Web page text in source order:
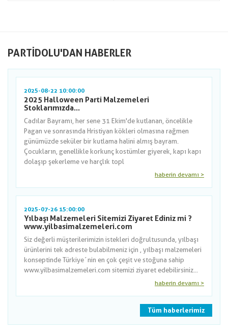
PARTIDOLU'DAN HABERLER
2025-08-22 10:00:00
2025 Halloween Parti Malzemeleri
Stoklarımızda...
Cadılar Bayramı, her sene 31 Ekim'de kutlanan, öncelikle
Pagan ve sonrasında Hristiyan kökleri olmasına rağmen
günümüzde seküler bir kutlama halini almış bayram.
Çocukların, genellikle korkunç kostümler giyerek, kapı kapı
dolaşıp şekerleme ve harçlık topl
haberin devamı >
2025-07-26 15:00:00
Yılbaşı Malzemeleri Sitemizi Ziyaret Ediniz mi ?
www.yilbasimalzemeleri.com
Siz değerli müşterilerimizin istekleri doğrultusunda, yılbaşı
ürünlerini tek adreste bulabilmeniz için , yılbaşı malzemeleri
konseptinde Türkiye´nin en çok çeşit ve stoğuna sahip
www.yilbasimalzemeleri.com sitemizi ziyaret edebilirsiniz...
haberin devamı >
Tüm haberlerimiz